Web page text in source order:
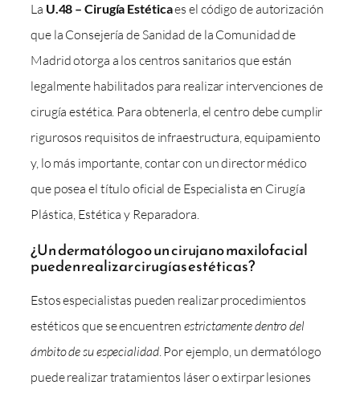
La U.48 – Cirugía Estéticaes el código de autorización
que la Consejería de Sanidad de la Comunidad de
Madrid otorga a los centros sanitarios que están
legalmente habilitados para realizar intervenciones de
cirugía estética. Para obtenerla, el centro debe cumplir
rigurosos requisitos de infraestructura, equipamiento
y, lo más importante, contar con un director médico
que posea el título oficial de Especialista en Cirugía
Plástica, Estética y Reparadora.
¿Un dermatólogo o un cirujano maxilofacial
pueden realizar cirugías estéticas?
Estos especialistas pueden realizar procedimientos
estéticos que se encuentrenestrictamente dentro del
ámbito de su especialidad. Por ejemplo, un dermatólogo
puede realizar tratamientos láser o extirpar lesiones